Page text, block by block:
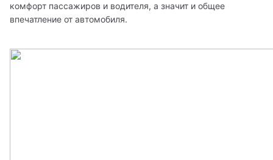
комфорт пассажиров и водителя, а значит и общее
впечатление от автомобиля.